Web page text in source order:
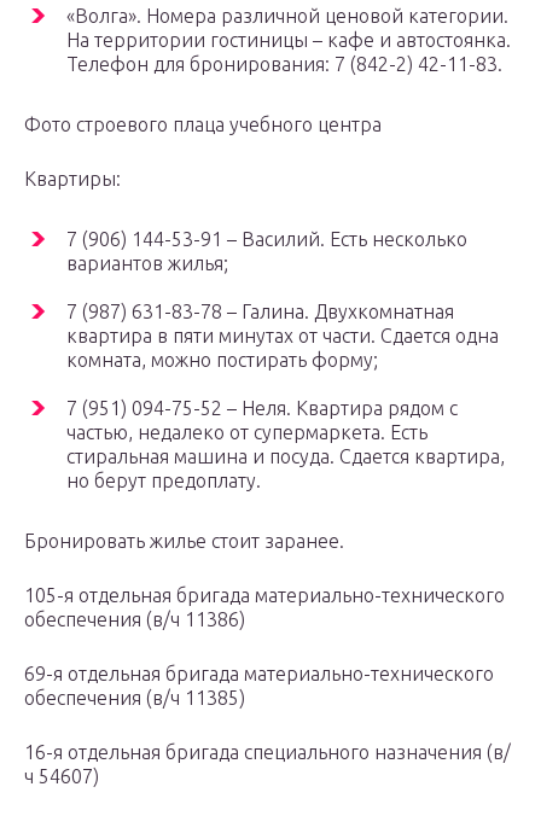
«Волга». Номера различной ценовой категории.
На территории гостиницы – кафе и автостоянка.
Телефон для бронирования: 7 (842-2) 42-11-83.
Фото строевого плаца учебного центра
Квартиры:
7 (906) 144-53-91 – Василий. Есть несколько
вариантов жилья;
7 (987) 631-83-78 – Галина. Двухкомнатная
квартира в пяти минутах от части. Сдается одна
комната, можно постирать форму;
7 (951) 094-75-52 – Неля. Квартира рядом с
частью, недалеко от супермаркета. Есть
стиральная машина и посуда. Сдается квартира,
но берут предоплату.
Бронировать жилье стоит заранее.
105-я отдельная бригада материально-технического
обеспечения (в/ч 11386)
69-я отдельная бригада материально-технического
обеспечения (в/ч 11385)
16-я отдельная бригада специального назначения (в/
ч 54607)